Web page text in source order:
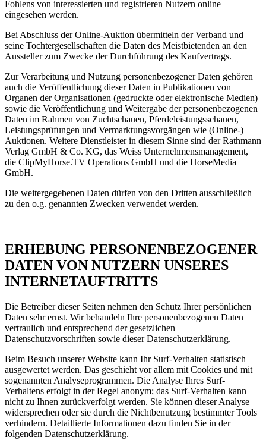
Fohlens von interessierten und registrieren Nutzern online
eingesehen werden.
Bei Abschluss der Online-Auktion übermitteln der Verband und
seine Tochtergesellschaften die Daten des Meistbietenden an den
Aussteller zum Zwecke der Durchführung des Kaufvertrags.
Zur Verarbeitung und Nutzung personenbezogener Daten gehören
auch die Veröffentlichung dieser Daten in Publikationen von
Organen der Organisationen (gedruckte oder elektronische Medien)
sowie die Veröffentlichung und Weitergabe der personenbezogenen
Daten im Rahmen von Zuchtschauen, Pferdeleistungsschauen,
Leistungsprüfungen und Vermarktungsvorgängen wie (Online-)
Auktionen. Weitere Dienstleister in diesem Sinne sind der Rathmann
Verlag GmbH & Co. KG, das Weiss Unternehmensmanagement,
die ClipMyHorse.TV Operations GmbH und die HorseMedia
GmbH.
Die weitergegebenen Daten dürfen von den Dritten ausschließlich
zu den o.g. genannten Zwecken verwendet werden.
ERHEBUNG PERSONENBEZOGENER
DATEN VON NUTZERN UNSERES
INTERNETAUFTRITTS
Die Betreiber dieser Seiten nehmen den Schutz Ihrer persönlichen
Daten sehr ernst. Wir behandeln Ihre personenbezogenen Daten
vertraulich und entsprechend der gesetzlichen
Datenschutzvorschriften sowie dieser Datenschutzerklärung.
Beim Besuch unserer Website kann Ihr Surf-Verhalten statistisch
ausgewertet werden. Das geschieht vor allem mit Cookies und mit
sogenannten Analyseprogrammen. Die Analyse Ihres Surf-
Verhaltens erfolgt in der Regel anonym; das Surf-Verhalten kann
nicht zu Ihnen zurückverfolgt werden. Sie können dieser Analyse
widersprechen oder sie durch die Nichtbenutzung bestimmter Tools
verhindern. Detaillierte Informationen dazu finden Sie in der
folgenden Datenschutzerklärung.